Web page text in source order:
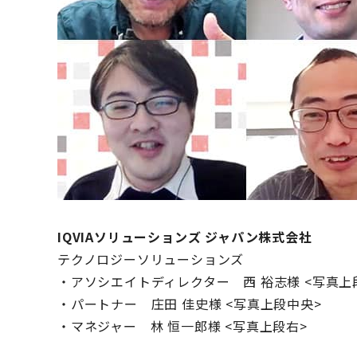
IQVIAソリューションズ ジャパン株式会社
テクノロジーソリューションズ
・アソシエイトディレクター 西 裕志様 <写真上
・パートナー 庄田 佳史様 <写真上段中央>
・マネジャー 林 恒一郎様 <写真上段右>